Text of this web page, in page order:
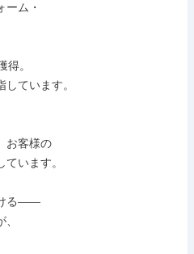
ーム・
得。
ています。
お客様の
います。
ける――